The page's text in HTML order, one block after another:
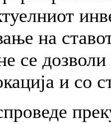
на
се
и со